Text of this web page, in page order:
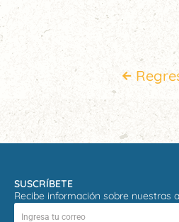
SUSCRÍBETE
Recibe información sobre nuestras